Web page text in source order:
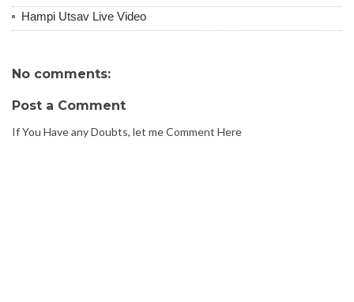
Hampi Utsav Live Video
No comments:
Post a Comment
If You Have any Doubts, let me Comment Here